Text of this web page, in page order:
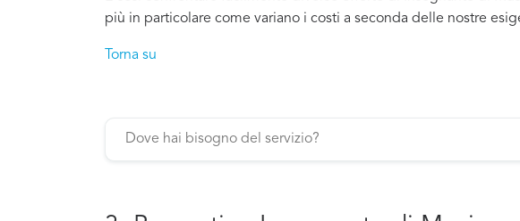
più in particolare come variano i costi a seconda delle nostre
Torna su